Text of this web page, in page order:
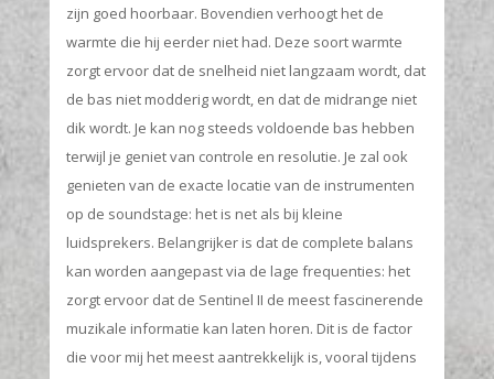
zijn goed hoorbaar. Bovendien verhoogt het de
warmte die hij eerder niet had. Deze soort warmte
zorgt ervoor dat de snelheid niet langzaam wordt, dat
de bas niet modderig wordt, en dat de midrange niet
dik wordt. Je kan nog steeds voldoende bas hebben
terwijl je geniet van controle en resolutie. Je zal ook
genieten van de exacte locatie van de instrumenten
op de soundstage: het is net als bij kleine
luidsprekers. Belangrijker is dat de complete balans
kan worden aangepast via de lage frequenties: het
zorgt ervoor dat de Sentinel II de meest fascinerende
muzikale informatie kan laten horen. Dit is de factor
die voor mij het meest aantrekkelijk is, vooral tijdens